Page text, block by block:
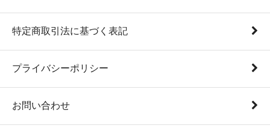
特定商取引法に基づく表記
プライバシーポリシー
お問い合わせ